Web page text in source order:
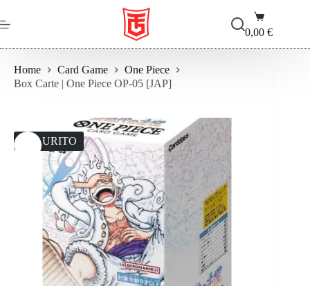
al
contenuto
Carrello
0,00€
Home Card Game
One Piece
Box Carte | One Piece OP-05 [JAP]
ESAURITO